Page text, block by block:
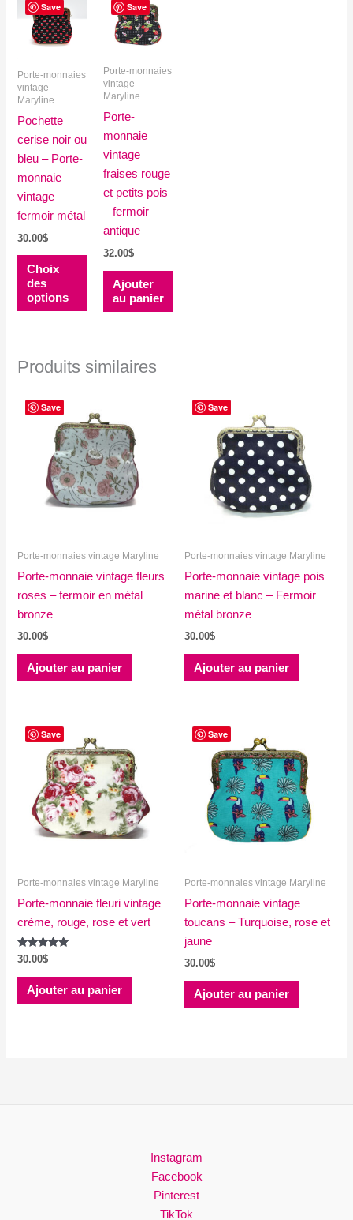
Save
Porte-monnaies
vintage
Maryline
Pochette
cerise noir ou
bleu – Porte-
monnaie
vintage
fermoir métal
30.00$
Choix
des
options
Ce
produit
plusieurs
options
choisies
sur
la
page
du
Save
Porte-monnaies
vintage
Maryline
Porte-
monnaie
vintage
fraises rouge
et petits pois
– fermoir
antique
32.00$
Ajouter
au panier
Produits similaires
Save
Porte-monnaies vintage Maryline
Porte-monnaie vintage fleurs
roses – fermoir en métal
bronze
30.00$
Ajouter au panier
Save
Porte-monnaies vintage Maryline
Porte-monnaie vintage pois
marine et blanc – Fermoir
métal bronze
30.00$
Ajouter au panier
Save
Porte-monnaies vintage Maryline
Porte-monnaie fleuri vintage
crème, rouge, rose et vert
Note
sur 5
30.00$
Ajouter au panier
Save
Porte-monnaies vintage Maryline
Porte-monnaie vintage
toucans – Turquoise, rose et
jaune
30.00$
Ajouter au panier
Instagram
Facebook
Pinterest
TikTok